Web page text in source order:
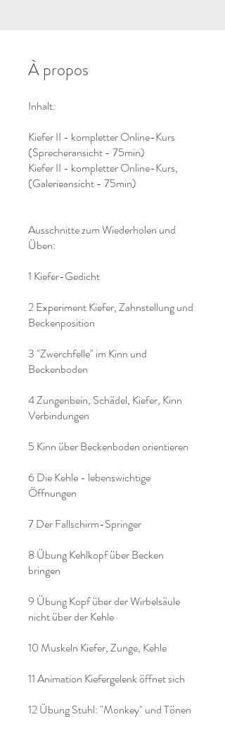
À propos
Inhalt:
Kiefer II - kompletter Online-Kurs
(Sprecheransicht - 75min)
Kiefer II - kompletter Online-Kurs,
(Galerieansicht - 75min)
Ausschnitte zum Wiederholen und
Üben:
1 Kiefer-Gedicht
2 Experiment Kiefer, Zahnstellung und
Beckenposition
3 "Zwerchfelle" im Kinn und
Beckenboden
4 Zungenbein, Schädel, Kiefer, Kinn
Verbindungen
5 Kinn über Beckenboden orientieren
6 Die Kehle - lebenswichtige
Öffnungen
7 Der Fallschirm-Springer
8 Übung Kehlkopf über Becken
bringen
9 Übung Kopf über der Wirbelsäule
nicht über der Kehle
10 Muskeln Kiefer, Zunge, Kehle
11 Animation Kiefergelenk öffnet sich
12 Übung Stuhl: "Monkey" und Tönen